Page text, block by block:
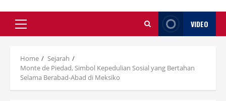
Primary
Menu
VIDEO
Home
Sejarah
Monte de Piedad, Simbol Kepedulian Sosial yang Bertahan
Selama Berabad-Abad di Meksiko